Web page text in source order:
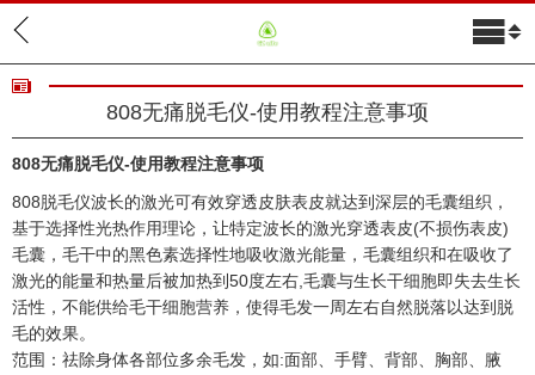
关于我们
产品展示
808无痛脱毛仪-使用教程注意事项
808无痛脱毛仪-使用教程注意事项
808脱毛仪波长的激光可有效穿透皮肤表皮就达到深层的毛囊组织，
基于选择性光热作用理论，让特定波长的激光穿透表皮(不损伤表皮)
毛囊，毛干中的黑色素选择性地吸收激光能量，毛囊组织和在吸收了
激光的能量和热量后被加热到50度左右,毛囊与生长干细胞即失去生长
活性，不能供给毛干细胞营养，使得毛发一周左右自然脱落以达到脱
毛的效果。
范围：祛除身体各部位多余毛发，如:面部、手臂、背部、胸部、腋